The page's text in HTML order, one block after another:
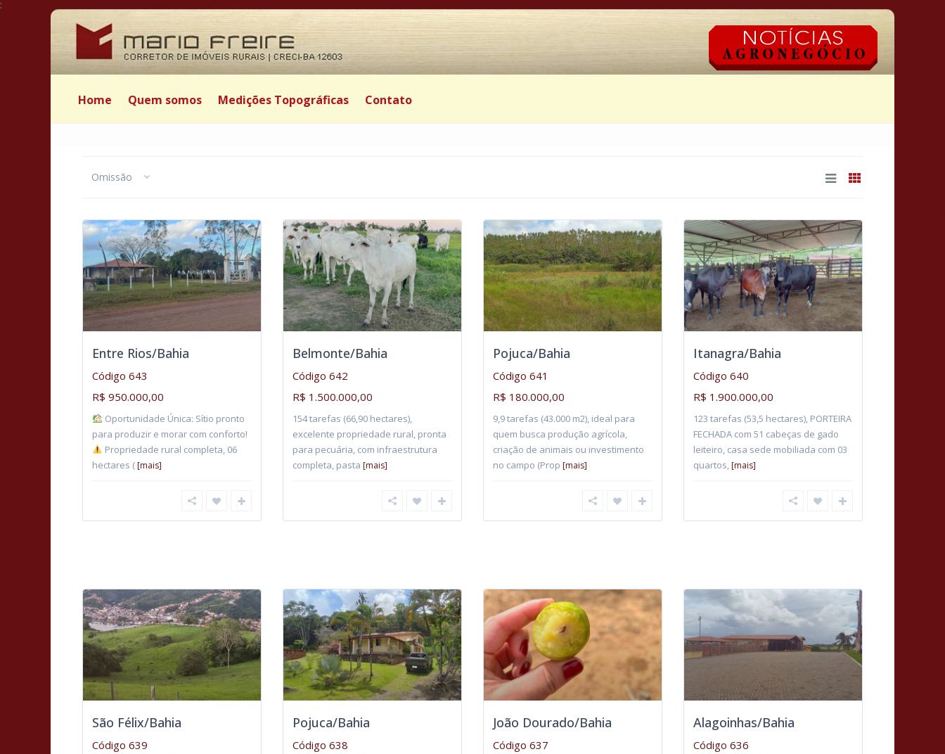
:
Home Quem somos Medições Topográficas Contato
Omissão
Entre Rios/Bahia
Código 643
R$ 950.000,00
Oportunidade Única: Sítio pronto
para produzir e morar com conforto!
Propriedade rural completa, 06
hectares ( [mais]
Belmonte/Bahia
Código 642
R$ 1.500.000,00
154 tarefas (66,90 hectares),
excelente propriedade rural, pronta
para pecuária, com infraestrutura
completa, pasta [mais]
Pojuca/Bahia
Código 641
R$ 180.000,00
9,9 tarefas (43.000 m2), ideal para
quem busca produção agrícola,
criação de animais ou investimento
no campo (Prop [mais]
Itanagra/Bahia
Código 640
R$ 1.900.000,00
123 tarefas (53,5 hectares), PORTEIRA
FECHADA com 51 cabeças de gado
leiteiro, casa sede mobiliada com 03
quartos, [mais]
São Félix/Bahia
Código 639
Pojuca/Bahia
Código 638
João Dourado/Bahia
Código 637
Alagoinhas/Bahia
Código 636